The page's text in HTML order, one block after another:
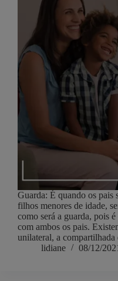
Guarda: É quando os pais
filhos menores de idade,
como será a guarda, pois
com ambos os pais.
unilateral, a
lidiane
08/12/